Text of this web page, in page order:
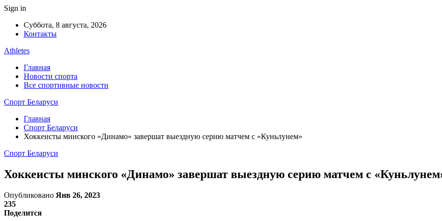
Sign in
Суббота, 8 августа, 2026
Контакты
Athletes
Главная
Новости спорта
Все спортивные новости
Спорт Беларуси
Главная
Спорт Беларуси
Хоккеисты минского «Динамо» завершат выездную серию матчем с «Куньлунем»
Спорт Беларуси
Хоккеисты минского «Динамо» завершат выездную серию матчем с
Опубликовано Янв 26, 2023
235
Поделится